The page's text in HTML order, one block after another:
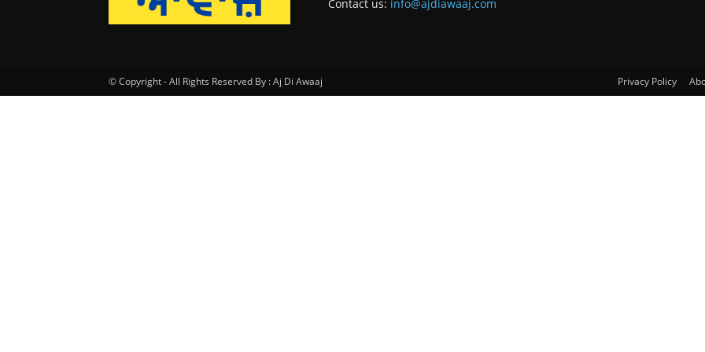
Contact us: info@ajdiawaaj.com
Privacy Policy
© Copyright - All Rights Reserved By : Aj Di Awaaj